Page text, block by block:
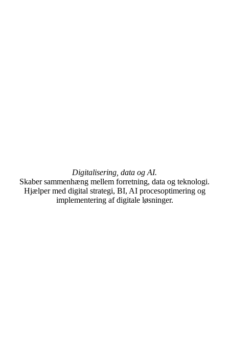
Digitalisering, data og AI.
Skaber sammenhæng mellem forretning, data og teknologi.
Hjælper med digital strategi, BI, AI procesoptimering og
implementering af digitale løsninger.